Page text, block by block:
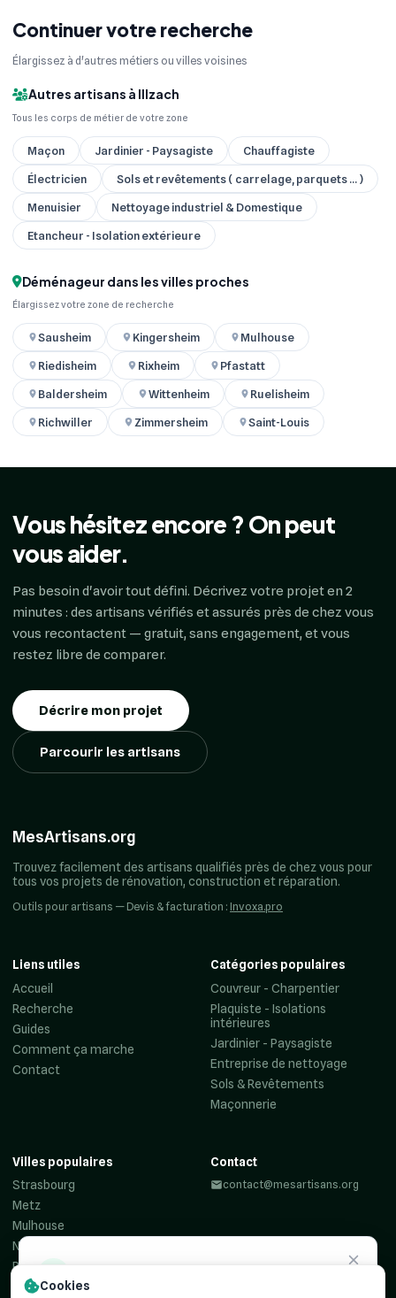
Continuer votre recherche
Élargissez à d'autres métiers ou villes voisines
Autres artisans à Illzach
Tous les corps de métier de votre zone
Maçon Jardinier - Paysagiste
Chauffagiste
Électricien
Sols et revêtements ( carrelage, parquets ... )
Menuisier
Nettoyage industriel & Domestique
Etancheur - Isolation extérieure
Déménageur dans les villes proches
Élargissez votre zone de recherche
Sausheim Kingersheim
Mulhouse
Riedisheim
Rixheim
Pfastatt
Baldersheim
Wittenheim
Ruelisheim
Richwiller
Zimmersheim Saint-Louis
Vous hésitez encore ? On peut
vous aider.
Pas besoin d'avoir tout défini. Décrivez votre projet en 2
minutes : des artisans vérifiés et assurés près de chez vous
vous recontactent — gratuit, sans engagement, et vous
restez libre de comparer.
Décrire mon projet
Parcourir les artisans
Besoin d'un
MesArtisans.org
Trouvez facilement des artisans qualifiés près de chez vous pour
tous vos projets de rénovation, construction et réparation.
Outils pour artisans — Devis & facturation : Invoxa.pro
Liens utiles
Accueil
Recherche
Guides
Comment ça marche
Contact
Catégories populaires
Couvreur - Charpentier
Plaquiste - Isolations
intérieures
Jardinier - Paysagiste
Entreprise de nettoyage
Sols & Revêtements
Maçonnerie
Villes populaires
Strasbourg
Metz
Mulhouse
Nancy
Reims
Colmar
Contact
contact@mesartisans.org
Cookies